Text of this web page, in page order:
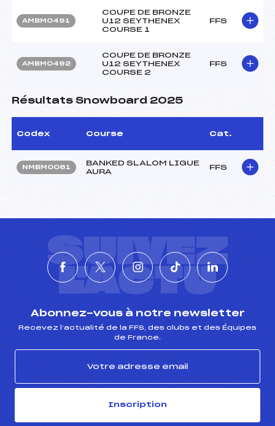
AMBM0491
COUPE DE BRONZE
U12 SEYTHENEX
COURSE 1
FFS
AMBM0492
COUPE DE BRONZE
U12 SEYTHENEX
COURSE 2
FFS
Résultats Snowboard 2025
Codex Course Cat.
NMBM0061
BANKED SLALOM LIGUE
AURA
FFS
SUIVEZ
L'ACTU
Abonnez-vous à notre newsletter
Recevez l’actualité de la FFS, des clubs et des Équipes
de France.
Inscription